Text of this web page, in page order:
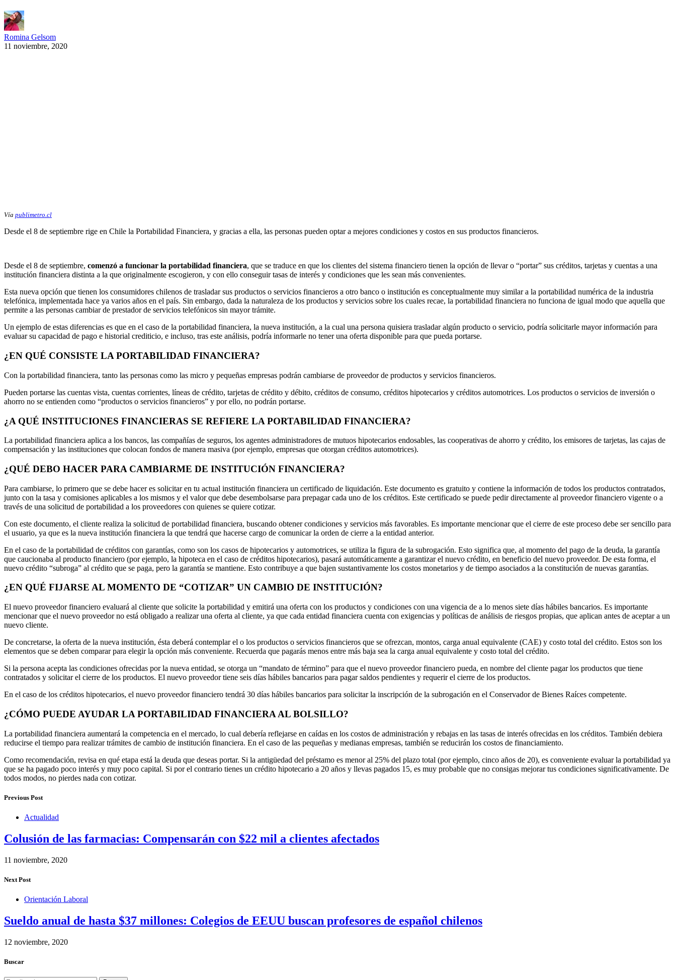
Romina Gelsom
11 noviembre, 2020
Vía publimetro.cl
Desde el 8 de septiembre rige en Chile la Portabilidad Financiera, y gracias a ella, las personas pueden optar a mejores condiciones y costos en sus productos financieros.
Desde el 8 de septiembre, comenzó a funcionar la portabilidad financiera, que se traduce en que los clientes del sistema financiero tienen la opción de llevar o “portar” sus créditos, tarjetas y cuentas a una
institución financiera distinta a la que originalmente escogieron, y con ello conseguir tasas de interés y condiciones que les sean más convenientes.
Esta nueva opción que tienen los consumidores chilenos de trasladar sus productos o servicios financieros a otro banco o institución es conceptualmente muy similar a la portabilidad numérica de la industria
telefónica, implementada hace ya varios años en el país. Sin embargo, dada la naturaleza de los productos y servicios sobre los cuales recae, la portabilidad financiera no funciona de igual modo que aquella que
permite a las personas cambiar de prestador de servicios telefónicos sin mayor trámite.
Un ejemplo de estas diferencias es que en el caso de la portabilidad financiera, la nueva institución, a la cual una persona quisiera trasladar algún producto o servicio, podría solicitarle mayor información para
evaluar su capacidad de pago e historial crediticio, e incluso, tras este análisis, podría informarle no tener una oferta disponible para que pueda portarse.
¿EN QUÉ CONSISTE LA PORTABILIDAD FINANCIERA?
Con la portabilidad financiera, tanto las personas como las micro y pequeñas empresas podrán cambiarse de proveedor de productos y servicios financieros.
Pueden portarse las cuentas vista, cuentas corrientes, líneas de crédito, tarjetas de crédito y débito, créditos de consumo, créditos hipotecarios y créditos automotrices. Los productos o servicios de inversión o
ahorro no se entienden como “productos o servicios financieros” y por ello, no podrán portarse.
¿A QUÉ INSTITUCIONES FINANCIERAS SE REFIERE LA PORTABILIDAD FINANCIERA?
La portabilidad financiera aplica a los bancos, las compañías de seguros, los agentes administradores de mutuos hipotecarios endosables, las cooperativas de ahorro y crédito, los emisores de tarjetas, las cajas de
compensación y las instituciones que colocan fondos de manera masiva (por ejemplo, empresas que otorgan créditos automotrices).
¿QUÉ DEBO HACER PARA CAMBIARME DE INSTITUCIÓN FINANCIERA?
Para cambiarse, lo primero que se debe hacer es solicitar en tu actual institución financiera un certificado de liquidación. Este documento es gratuito y contiene la información de todos los productos contratados,
junto con la tasa y comisiones aplicables a los mismos y el valor que debe desembolsarse para prepagar cada uno de los créditos. Este certificado se puede pedir directamente al proveedor financiero vigente o a
través de una solicitud de portabilidad a los proveedores con quienes se quiere cotizar.
Con este documento, el cliente realiza la solicitud de portabilidad financiera, buscando obtener condiciones y servicios más favorables. Es importante mencionar que el cierre de este proceso debe ser sencillo para
el usuario, ya que es la nueva institución financiera la que tendrá que hacerse cargo de comunicar la orden de cierre a la entidad anterior.
En el caso de la portabilidad de créditos con garantías, como son los casos de hipotecarios y automotrices, se utiliza la figura de la subrogación. Esto significa que, al momento del pago de la deuda, la garantía
que caucionaba al producto financiero (por ejemplo, la hipoteca en el caso de créditos hipotecarios), pasará automáticamente a garantizar el nuevo crédito, en beneficio del nuevo proveedor. De esta forma, el
nuevo crédito “subroga” al crédito que se paga, pero la garantía se mantiene. Esto contribuye a que bajen sustantivamente los costos monetarios y de tiempo asociados a la constitución de nuevas garantías.
¿EN QUÉ FIJARSE AL MOMENTO DE “COTIZAR” UN CAMBIO DE INSTITUCIÓN?
El nuevo proveedor financiero evaluará al cliente que solicite la portabilidad y emitirá una oferta con los productos y condiciones con una vigencia de a lo menos siete días hábiles bancarios. Es importante
mencionar que el nuevo proveedor no está obligado a realizar una oferta al cliente, ya que cada entidad financiera cuenta con exigencias y políticas de análisis de riesgos propias, que aplican antes de aceptar a un
nuevo cliente.
De concretarse, la oferta de la nueva institución, ésta deberá contemplar el o los productos o servicios financieros que se ofrezcan, montos, carga anual equivalente (CAE) y costo total del crédito. Estos son los
elementos que se deben comparar para elegir la opción más conveniente. Recuerda que pagarás menos entre más baja sea la carga anual equivalente y costo total del crédito.
Si la persona acepta las condiciones ofrecidas por la nueva entidad, se otorga un “mandato de término” para que el nuevo proveedor financiero pueda, en nombre del cliente pagar los productos que tiene
contratados y solicitar el cierre de los productos. El nuevo proveedor tiene seis días hábiles bancarios para pagar saldos pendientes y requerir el cierre de los productos.
En el caso de los créditos hipotecarios, el nuevo proveedor financiero tendrá 30 días hábiles bancarios para solicitar la inscripción de la subrogación en el Conservador de Bienes Raíces competente.
¿CÓMO PUEDE AYUDAR LA PORTABILIDAD FINANCIERA AL BOLSILLO?
La portabilidad financiera aumentará la competencia en el mercado, lo cual debería reflejarse en caídas en los costos de administración y rebajas en las tasas de interés ofrecidas en los créditos. También debiera
reducirse el tiempo para realizar trámites de cambio de institución financiera. En el caso de las pequeñas y medianas empresas, también se reducirán los costos de financiamiento.
Como recomendación, revisa en qué etapa está la deuda que deseas portar. Si la antigüedad del préstamo es menor al 25% del plazo total (por ejemplo, cinco años de 20), es conveniente evaluar la portabilidad ya
que se ha pagado poco interés y muy poco capital. Si por el contrario tienes un crédito hipotecario a 20 años y llevas pagados 15, es muy probable que no consigas mejorar tus condiciones significativamente. De
todos modos, no pierdes nada con cotizar.
Previous Post
Actualidad
Colusión de las farmacias: Compensarán con $22 mil a clientes afectados
11 noviembre, 2020
Next Post
Orientación Laboral
Sueldo anual de hasta $37 millones: Colegios de EEUU buscan profesores de español chilenos
12 noviembre, 2020
Buscar